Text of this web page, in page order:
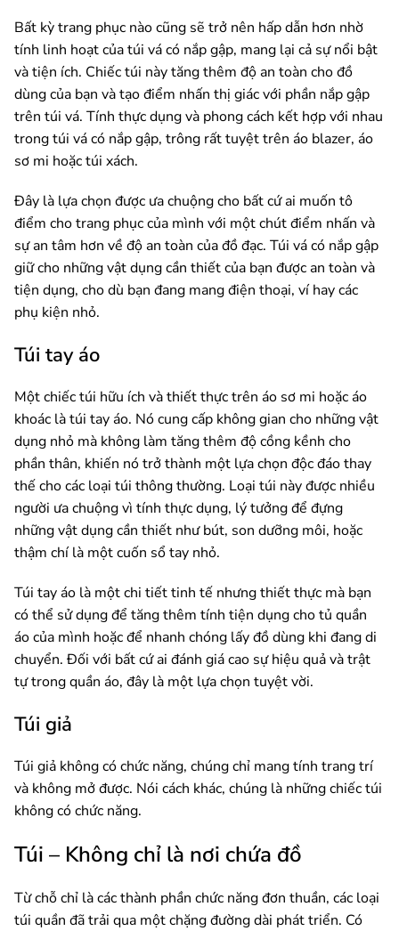
Bất kỳ trang phục nào cũng sẽ trở nên hấp dẫn hơn nhờ
tính linh hoạt của túi vá có nắp gập, mang lại cả sự nổi bật
và tiện ích. Chiếc túi này tăng thêm độ an toàn cho đồ
dùng của bạn và tạo điểm nhấn thị giác với phần nắp gập
trên túi vá. Tính thực dụng và phong cách kết hợp với nhau
trong túi vá có nắp gập, trông rất tuyệt trên áo blazer, áo
sơ mi hoặc túi xách.
Đây là lựa chọn được ưa chuộng cho bất cứ ai muốn tô
điểm cho trang phục của mình với một chút điểm nhấn và
sự an tâm hơn về độ an toàn của đồ đạc. Túi vá có nắp gập
giữ cho những vật dụng cần thiết của bạn được an toàn và
tiện dụng, cho dù bạn đang mang điện thoại, ví hay các
phụ kiện nhỏ.
Túi tay áo
Một chiếc túi hữu ích và thiết thực trên áo sơ mi hoặc áo
khoác là túi tay áo. Nó cung cấp không gian cho những vật
dụng nhỏ mà không làm tăng thêm độ cồng kềnh cho
phần thân, khiến nó trở thành một lựa chọn độc đáo thay
thế cho các loại túi thông thường. Loại túi này được nhiều
người ưa chuộng vì tính thực dụng, lý tưởng để đựng
những vật dụng cần thiết như bút, son dưỡng môi, hoặc
thậm chí là một cuốn sổ tay nhỏ.
Túi tay áo là một chi tiết tinh tế nhưng thiết thực mà bạn
có thể sử dụng để tăng thêm tính tiện dụng cho tủ quần
áo của mình hoặc để nhanh chóng lấy đồ dùng khi đang di
chuyển. Đối với bất cứ ai đánh giá cao sự hiệu quả và trật
tự trong quần áo, đây là một lựa chọn tuyệt vời.
Túi giả
Túi giả không có chức năng, chúng chỉ mang tính trang trí
và không mở được. Nói cách khác, chúng là những chiếc túi
không có chức năng.
Túi – Không chỉ là nơi chứa đồ
Từ chỗ chỉ là các thành phần chức năng đơn thuần, các loại
túi quần đã trải qua một chặng đường dài phát triển. Có